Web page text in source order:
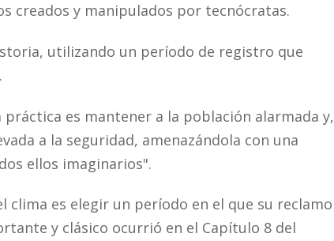
creados y manipulados por tecnócratas.
utilizando un período de registro que
es mantener a la población alarmada y,
a la seguridad, amenazándola con una
ellos imaginarios".
clima es elegir un período en el que su reclamo
y clásico ocurrió en el Capítulo 8 del